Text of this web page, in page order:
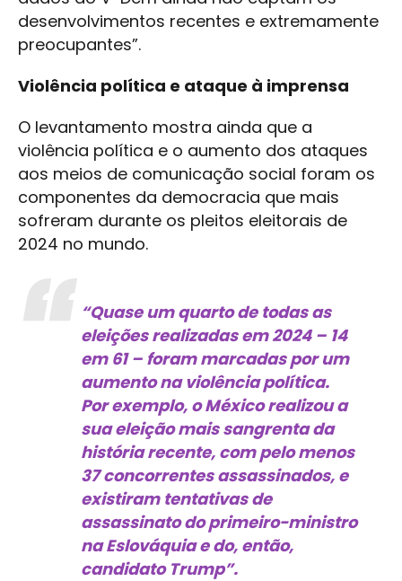
desenvolvimentos recentes e extremamente
preocupantes”.
Violência política e ataque à imprensa
O levantamento mostra ainda que a
violência política e o aumento dos ataques
aos meios de comunicação social foram os
componentes da democracia que mais
sofreram durante os pleitos eleitorais de
2024 no mundo.
“Quase um quarto de todas as
eleições realizadas em 2024 – 14
em 61 – foram marcadas por um
aumento na violência política.
Por exemplo, o México realizou a
sua eleição mais sangrenta da
história recente, com pelo menos
37 concorrentes assassinados, e
existiram tentativas de
assassinato do primeiro-ministro
na Eslováquia e do, então,
candidato Trump”.